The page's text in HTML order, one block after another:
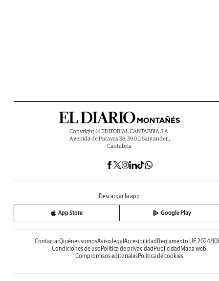
Copyright © EDITORIAL CANTABRIA S.A.
Avenida de Parayas 38, 39011 Santander ,
Cantabria
Descargar la app
App Store Google Play
ContactarQuiénes somosAviso legalAccesibilidadReglamento UE 2024/
Condiciones de usoPolítica de privacidadPublicidadMapa web
Compromisos editorialesPolítica de cookies